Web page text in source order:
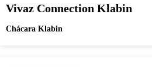
Vivaz Connection Klabin
Chácara Klabin